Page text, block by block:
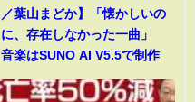
／葉山まどか】「懐かしいの
に、存在しなかった一曲」
音楽はSUNO AI V5.5で制作